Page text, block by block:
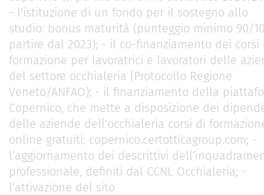
- l'istituzione di un fondo per il sostegno allo
studio: bonus maturità (punteggio minimo 90/
partire dal 2023); - il co-finanziamento dei corsi
formazione per lavoratrici e lavoratori delle
del settore occhialeria (Protocollo Regione
Veneto/ANFAO); - il finanziamento della
Copernico, che mette a disposizione dei
delle aziende dell'occhialeria corsi di
online gratuiti: copernico.certotticagroup.com; -
l’aggiornamento dei descrittivi
professionale, definiti dal CCNL Occhialeria; -
l’attivazione del sito